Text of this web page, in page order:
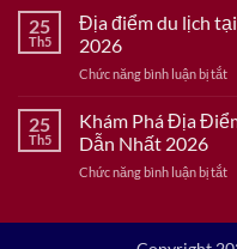
25
Th5
Địa điểm du lịch
2026
Chức năng bình luận bị tắtở
tại
25
Th5
Khám Phá Địa
Dẫn Nhất 2026
Chức năng bình luận bị tắtở